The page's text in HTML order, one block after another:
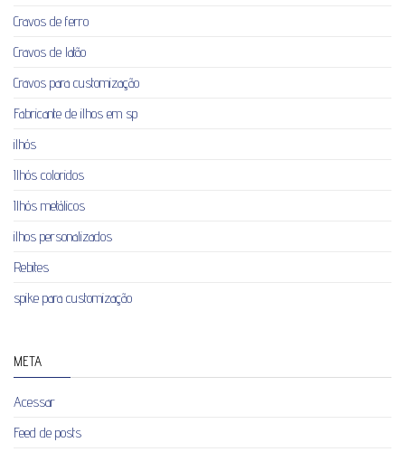
Cravos de ferro
Cravos de latão
Cravos para customização
Fabricante de ilhos em sp
ilhós
Ilhós coloridos
Ilhós metálicos
ilhos personalizados
Rebites
spike para customização
META
Acessar
Feed de posts